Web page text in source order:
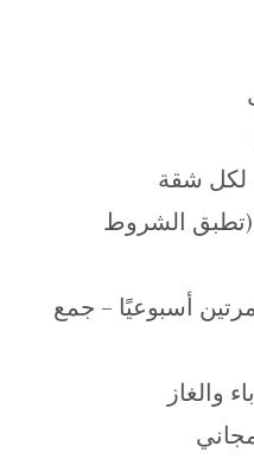
الشروط
أسبوعيًا – جمع
والغاز